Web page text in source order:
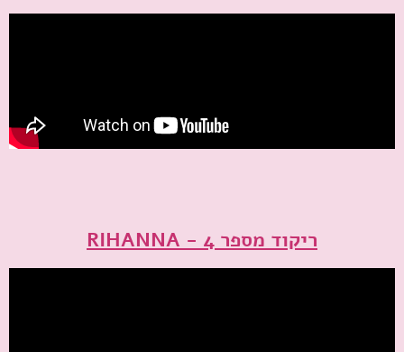
ריקוד מספר 4 - RIHANNA